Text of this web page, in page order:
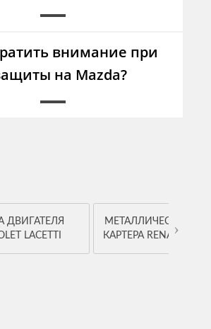
внимание при
на Mazda?
ДВИГАТЕЛЯ
LACETTI
МЕТАЛЛИЧЕСКАЯ
КАРТЕРА RENAULT
›